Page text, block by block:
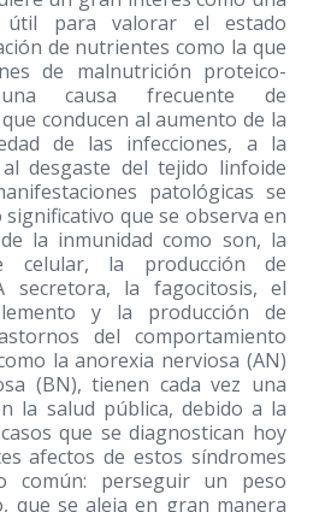
útil para valorar el estado
de nutrientes como la que
de malnutrición proteico-
causa frecuente de
conducen al aumento de la
de las infecciones, a la
desgaste del tejido linfoide
patológicas se
que se observa en
la inmunidad como son, la
celular, la producción de
secretora, la fagocitosis, el
y la producción de
del comportamiento
la anorexia nerviosa (AN)
(BN), tienen cada vez una
la salud pública, debido a la
que se diagnostican hoy
afectos de estos síndromes
común: perseguir un peso
que se aleja en gran manera